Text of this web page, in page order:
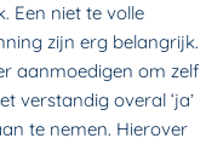
Een niet te volle
zijn erg belangrijk.
aanmoedigen om zelf
verstandig overal ‘ja’
te nemen. Hierover